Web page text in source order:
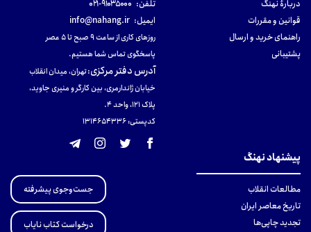
دربارهٔ نهنگ
قوانین و مقررات
راهنمای خرید و ارسال
پشتیبانی
تلفن: ۹۱۰۳۵۰۰۰-۰۲۱
ایمیل: info@nahang.ir
روزهای کاری از ساعت ۹ صبح تا ۵ عصر
پاسخگوی تماس شما هستیم.
آدرس دفتر مرکزی:تهران، میدان انقلاب
خیابان ژاندارمری، بین کارگر و منیری جاوید،
پلاک 121، واحد ۴.
کدپستی: 131465433۶
پیشنهاد نهنگ
مطالعات انقلاب
تاریخ معاصر ایران
تجدید چاپی‌ها
جست‌وجوی پیشرفته
درخواست کتاب نایاب